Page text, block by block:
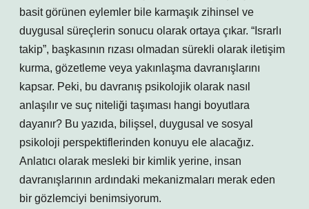
basit görünen eylemler bile karmaşık zihinsel ve
duygusal süreçlerin sonucu olarak ortaya çıkar. “Israrlı
takip”, başkasının rızası olmadan sürekli olarak iletişim
kurma, gözetleme veya yakınlaşma davranışlarını
kapsar. Peki, bu davranış psikolojik olarak nasıl
anlaşılır ve suç niteliği taşıması hangi boyutlara
dayanır? Bu yazıda, bilişsel, duygusal ve sosyal
psikoloji perspektiflerinden konuyu ele alacağız.
Anlatıcı olarak mesleki bir kimlik yerine, insan
davranışlarının ardındaki mekanizmaları merak eden
bir gözlemciyi benimsiyorum.